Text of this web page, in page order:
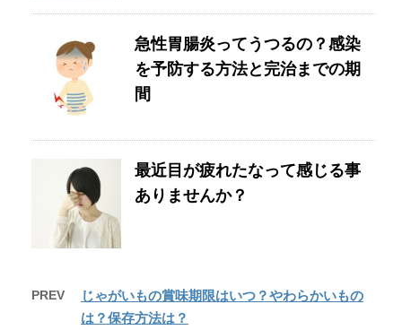
急性胃腸炎ってうつるの？感染
を予防する方法と完治までの期
間
最近目が疲れたなって感じる事
ありませんか？
PREV
じゃがいもの賞味期限はいつ？やわらかいもの
は？保存方法は？